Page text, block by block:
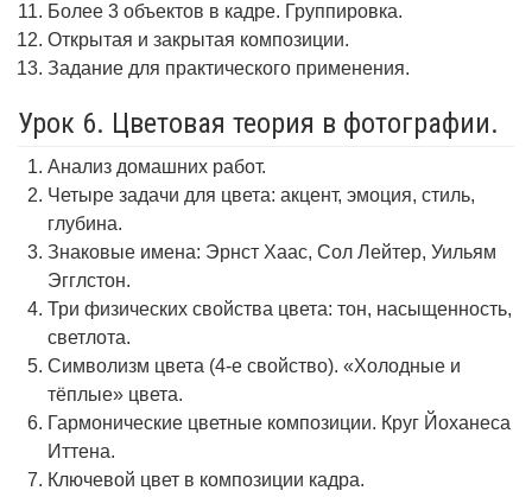
Более 3 объектов в кадре. Группировка.
Открытая и закрытая композиции.
Задание для практического применения.
Урок 6. Цветовая теория в фотографии.
Анализ домашних работ.
Четыре задачи для цвета: акцент, эмоция, стиль,
глубина.
Знаковые имена: Эрнст Хаас, Сол Лейтер, Уильям
Эгглстон.
Три физических свойства цвета: тон, насыщенность,
светлота.
Символизм цвета (4-е свойство). «Холодные и
тёплые» цвета.
Гармонические цветные композиции. Круг Йоханеса
Иттена.
Ключевой цвет в композиции кадра.